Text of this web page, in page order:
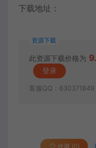
下载地址：
资源下载
此资源下载价格为
登录
客服QQ：630371849
收藏 (0)